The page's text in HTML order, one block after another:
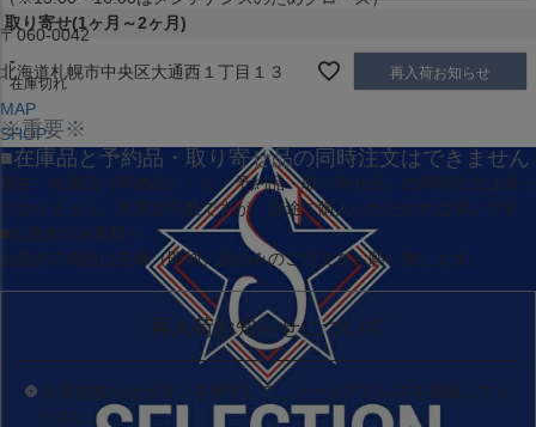
〒060-0042
北海道札幌市中央区大通西１丁目１３
MAP
SHOP
取り寄せ(1ヶ月～2ヶ月)
-
在庫切れ
再入荷お知らせ
※重要※
■在庫品と予約品・取り寄せ品の同時注文はできません
現在 「在庫品（即納品）」 と 「予約品・取り寄せ品」 の同時注文は承っ
ておりません。大変お手数ですが、別途ご購入いただければ幸いです。
■お急ぎのお客様へ
お急ぎの場合は 在庫（即納）品のみのご注文をお願い致します。
再入荷お知らせについて
入荷お知らせボタンを押下して、メールアドレスを登録してく
ださい。